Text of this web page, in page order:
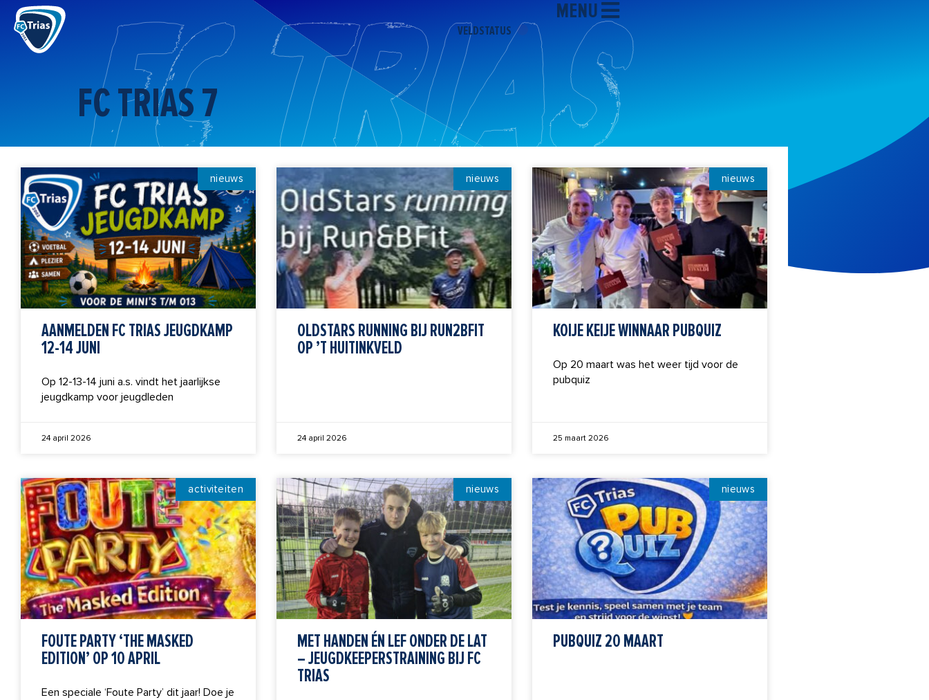
naar
VELDSTATUS
MENU
FC TRIAS 7
nieuws
AANMELDEN FC TRIAS JEUGDKAMP
12-14 JUNI
Op 12-13-14 juni a.s. vindt het jaarlijkse
jeugdkamp voor jeugdleden
24 april 2026
nieuws
OLDSTARS RUNNING BIJ RUN2BFIT
OP ’T HUITINKVELD
24 april 2026
nieuws
KOIJE KEIJE WINNAAR PUBQUIZ
Op 20 maart was het weer tijd voor de
pubquiz
25 maart 2026
activiteiten
FOUTE PARTY ‘THE MASKED
EDITION’ OP 10 APRIL
Een speciale ‘Foute Party’ dit jaar! Doe je
nieuws
MET HANDEN ÉN LEF ONDER DE LAT
– JEUGDKEEPERSTRAINING BIJ FC
TRIAS
nieuws
PUBQUIZ 20 MAART
PaginaPaginaPaginaPaginaPagina